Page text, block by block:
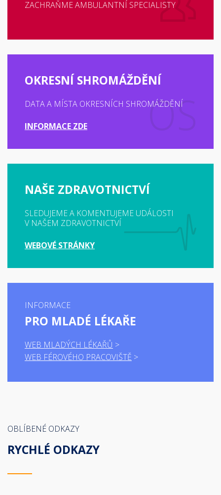
ZACHRAŇME AMBULANTNÍ SPECIALISTY
OKRESNÍ SHROMÁŽDĚNÍ
DATA A MÍSTA OKRESNÍCH SHROMÁŽDĚNÍ
INFORMACE ZDE
NAŠE ZDRAVOTNICTVÍ
SLEDUJEME A KOMENTUJEME UDÁLOSTI
V NAŠEM ZDRAVOTNICTVÍ
WEBOVÉ STRÁNKY
INFORMACE
PRO MLADÉ LÉKAŘE
WEB MLADÝCH LÉKAŘŮ
WEB FÉROVÉHO PRACOVIŠTĚ
OBLÍBENÉ ODKAZY
RYCHLÉ ODKAZY